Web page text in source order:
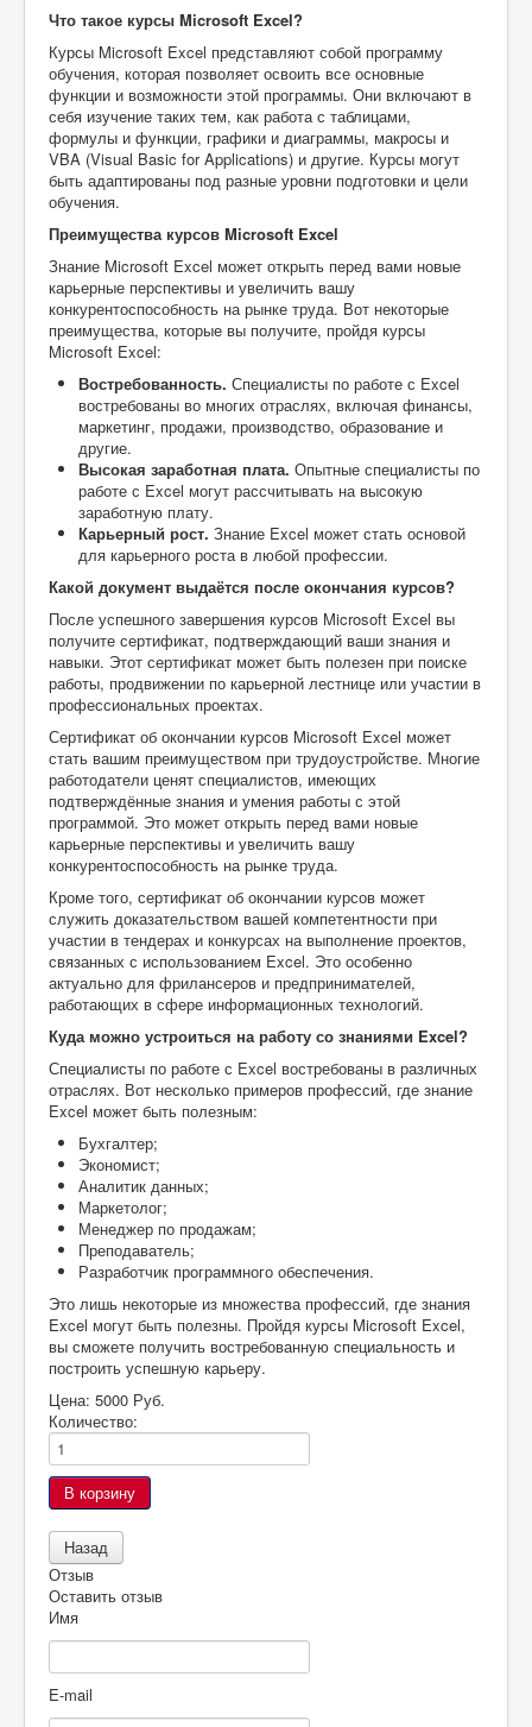
Что такое курсы Microsoft Excel?
Курсы Microsoft Excel представляют собой программу
обучения, которая позволяет освоить все основные
функции и возможности этой программы. Они включают в
себя изучение таких тем, как работа с таблицами,
формулы и функции, графики и диаграммы, макросы и
VBA (Visual Basic for Applications) и другие. Курсы могут
быть адаптированы под разные уровни подготовки и цели
обучения.
Преимущества курсов Microsoft Excel
Знание Microsoft Excel может открыть перед вами новые
карьерные перспективы и увеличить вашу
конкурентоспособность на рынке труда. Вот некоторые
преимущества, которые вы получите, пройдя курсы
Microsoft Excel:
Востребованность. Специалисты по работе с Excel
востребованы во многих отраслях, включая финансы,
маркетинг, продажи, производство, образование и
другие.
Высокая заработная плата. Опытные специалисты по
работе с Excel могут рассчитывать на высокую
заработную плату.
Карьерный рост. Знание Excel может стать основой
для карьерного роста в любой профессии.
Какой документ выдаётся после окончания курсов?
После успешного завершения курсов Microsoft Excel вы
получите сертификат, подтверждающий ваши знания и
навыки. Этот сертификат может быть полезен при поиске
работы, продвижении по карьерной лестнице или участии в
профессиональных проектах.
Сертификат об окончании курсов Microsoft Excel может
стать вашим преимуществом при трудоустройстве. Многие
работодатели ценят специалистов, имеющих
подтверждённые знания и умения работы с этой
программой. Это может открыть перед вами новые
карьерные перспективы и увеличить вашу
конкурентоспособность на рынке труда.
Кроме того, сертификат об окончании курсов может
служить доказательством вашей компетентности при
участии в тендерах и конкурсах на выполнение проектов,
связанных с использованием Excel. Это особенно
актуально для фрилансеров и предпринимателей,
работающих в сфере информационных технологий.
Куда можно устроиться на работу со знаниями Excel?
Специалисты по работе с Excel востребованы в различных
отраслях. Вот несколько примеров профессий, где знание
Excel может быть полезным:
Бухгалтер;
Экономист;
Аналитик данных;
Маркетолог;
Менеджер по продажам;
Преподаватель;
Разработчик программного обеспечения.
Это лишь некоторые из множества профессий, где знания
Excel могут быть полезны. Пройдя курсы Microsoft Excel,
вы сможете получить востребованную специальность и
построить успешную карьеру.
Цена: 5000 Руб.
Количество:
Отзыв
Оставить отзыв
Имя
E-mail